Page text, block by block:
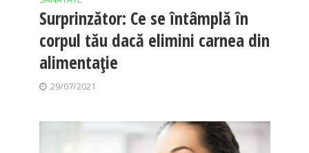
Surprinzător: Ce se întâmplă în
corpul tău dacă elimini carnea din
alimentaţie
29/07/2021